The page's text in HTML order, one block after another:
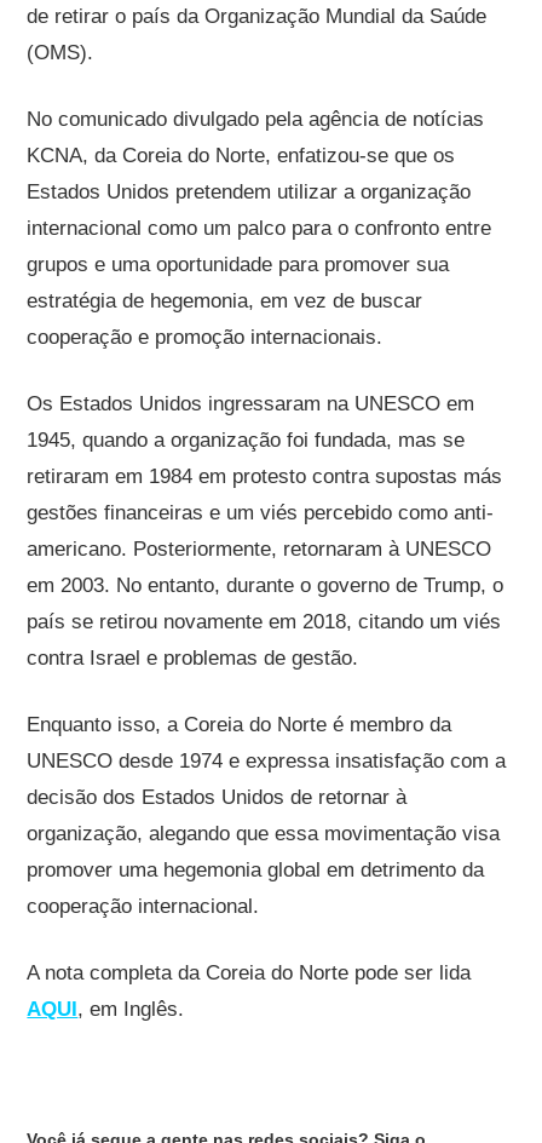
de retirar o país da Organização Mundial da Saúde
(OMS).
No comunicado divulgado pela agência de notícias
KCNA, da Coreia do Norte, enfatizou-se que os
Estados Unidos pretendem utilizar a organização
internacional como um palco para o confronto entre
grupos e uma oportunidade para promover sua
estratégia de hegemonia, em vez de buscar
cooperação e promoção internacionais.
Os Estados Unidos ingressaram na UNESCO em
1945, quando a organização foi fundada, mas se
retiraram em 1984 em protesto contra supostas más
gestões financeiras e um viés percebido como anti-
americano. Posteriormente, retornaram à UNESCO
em 2003. No entanto, durante o governo de Trump, o
país se retirou novamente em 2018, citando um viés
contra Israel e problemas de gestão.
Enquanto isso, a Coreia do Norte é membro da
UNESCO desde 1974 e expressa insatisfação com a
decisão dos Estados Unidos de retornar à
organização, alegando que essa movimentação visa
promover uma hegemonia global em detrimento da
cooperação internacional.
A nota completa da Coreia do Norte pode ser lida
AQUI, em Inglês.